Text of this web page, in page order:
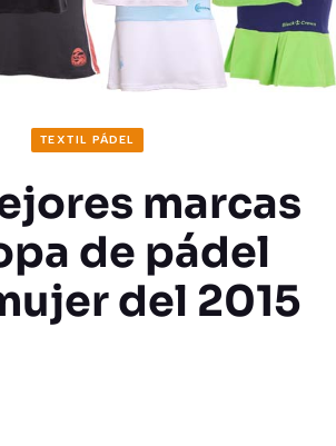
TEXTIL PÁDEL
marcas
de pádel
del 2015